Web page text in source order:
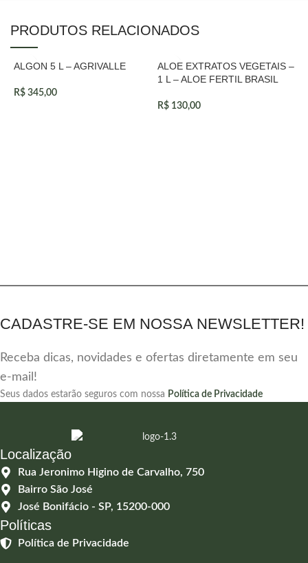
PRODUTOS RELACIONADOS
VENDIDOS
ALGON 5 L – AGRIVALLE
R$ 345,00
VENDIDOS
ALOE EXTRATOS VEGETAIS –
1 L – ALOE FERTIL BRASIL
R$ 130,00
CADASTRE-SE EM NOSSA NEWSLETTER!
Receba dicas, novidades e ofertas diretamente em seu
e-mail!
Seus dados estarão seguros com nossa Política de Privacidade
Localização
Rua Jeronimo Higino de Carvalho, 750
Bairro São José
José Bonifácio - SP, 15200-000
Políticas
Política de Privacidade